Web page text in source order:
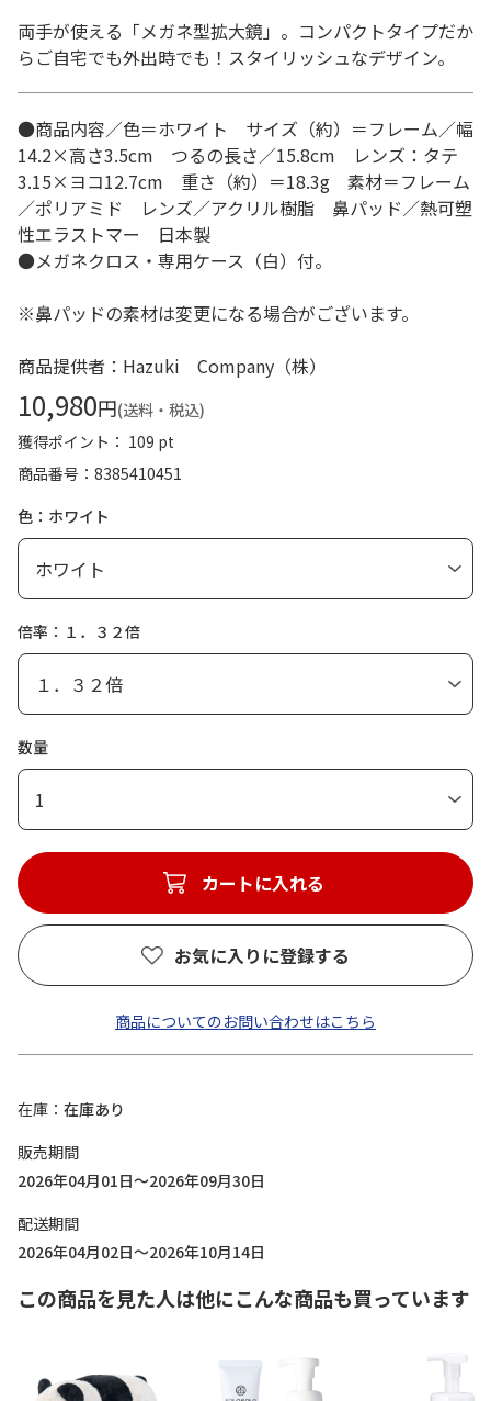
両手が使える「メガネ型拡大鏡」。コンパクトタイプだか
らご自宅でも外出時でも！スタイリッシュなデザイン。
●商品内容／色＝ホワイト サイズ（約）＝フレーム／幅
14.2×高さ3.5cm つるの長さ／15.8cm レンズ：タテ
3.15×ヨコ12.7cm 重さ（約）＝18.3g 素材＝フレーム
／ポリアミド レンズ／アクリル樹脂 鼻パッド／熱可塑
性エラストマー 日本製
●メガネクロス・専用ケース（白）付。
※鼻パッドの素材は変更になる場合がございます。
商品提供者：Hazuki Company（株）
10,980円(送料・税込)
獲得ポイント： 109 pt
商品番号
8385410451
色：ホワイト
倍率：１．３２倍
数量
1
カートに入れる
お気に入りに登録する
商品についてのお問い合わせはこちら
在庫
在庫あり
販売期間
2026年04月01日～2026年09月30日
配送期間
2026年04月02日～2026年10月14日
この商品を見た人は他にこんな商品も買っています